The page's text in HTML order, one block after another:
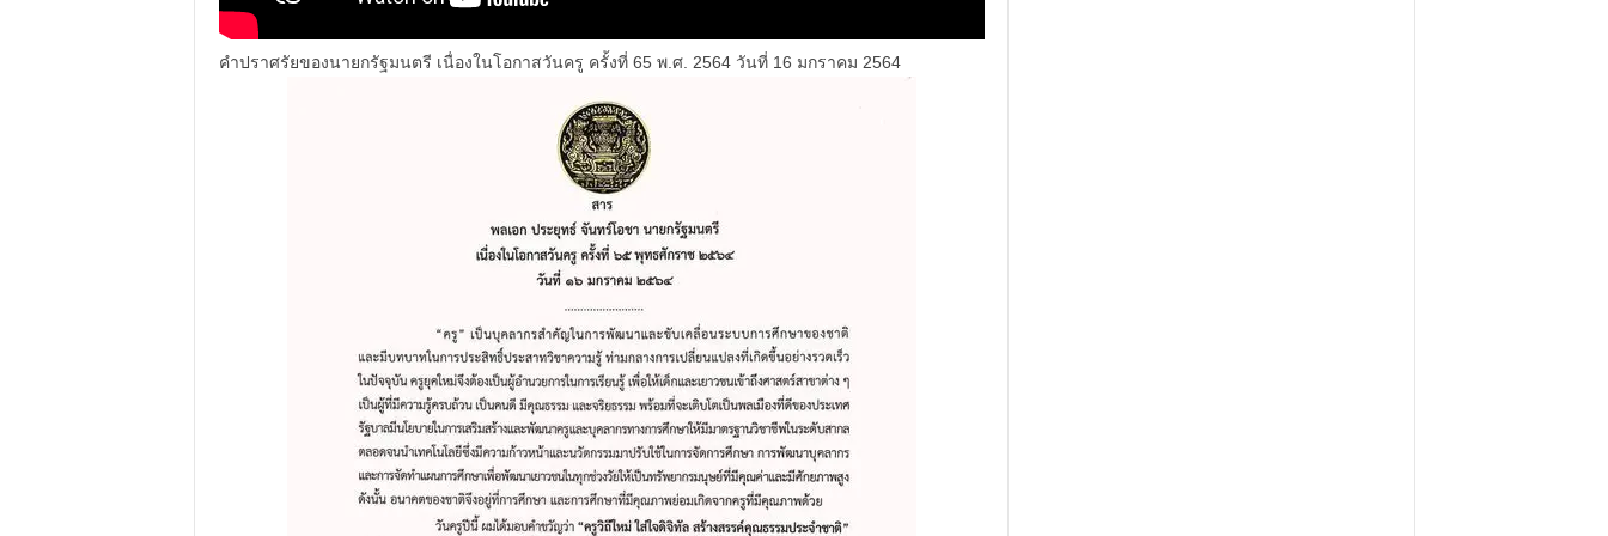
คำปราศรัยของนายกรัฐมนตรี เนื่องในโอกาสวันครู ครั้งที่ 65 พ.ศ. 2564 วันที่ 16 มกราคม 2564